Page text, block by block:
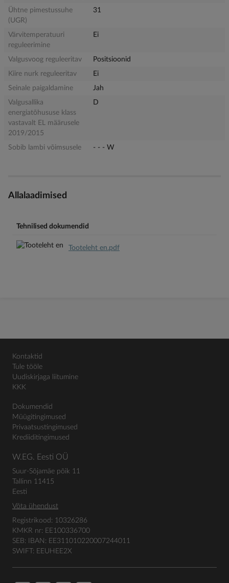
Ühtne pimestussuhe
(UGR)
31
Värvitemperatuuri
reguleerimine
Ei
Valgusvoog reguleeritav
Positsioonid
Kiire nurk reguleeritav
Ei
Seinale paigaldamine
Jah
Valgusallika
energiatõhususe klass
vastavalt EL määrusele
2019/2015
D
Sobib lambi võimsusele - - - W
Allalaadimised
Tehnilised dokumendid
Tooteleht en.pdf
Kontaktid
Tule tööle
Uudiskirjaga liitumine
KKK
Dokumendid
Müügitingimused
Privaatsustingimused
Krediiditingimused
W.EG. Eesti OÜ
Suur-Sõjamäe põik 11
Tallinn 11415
Eesti
Võta ühendust
Registrikood: 10326286
KMKR nr: EE100336700
SEB: IBAN: EE311010220007244011
SWIFT: EEUHEE2X